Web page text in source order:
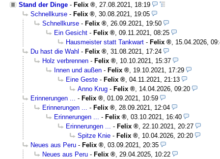
Stand der Dinge - Felix
27.08.2021, 18:19
Schnellkurse - Felix
30.08.2021, 19:05
Schnellkurse - Felix
26.09.2021, 19:50
Ein Gesicht - Felix
09.11.2021, 08:25
Hausmeister statt Tankwart - Felix
15.04.2026,
Du hast die Wahl - Felix
31.08.2021, 17:24
Holz verbrennen - Felix
10.10.2021, 15:37
Innen und außen - Felix
19.10.2021, 17:29
Eine Geste - Felix
04.11.2021, 21:13
Anno Krug - Felix
14.04.2026, 09:20
Erinnerungen ...
- Felix
01.09.2021, 10:59
Erinnerungen ...
- Felix
28.09.2021, 12:04
Erinnerungen ...
- Felix
03.10.2021, 16:40
Erinnerungen ...
- Felix
22.10.2021, 20:27
Spitze Knie - Felix
10.04.2026, 20:20
Neues aus Peru - Felix
03.09.2021, 20:35
Neues aus Peru - Felix
29.04.2025, 10:22